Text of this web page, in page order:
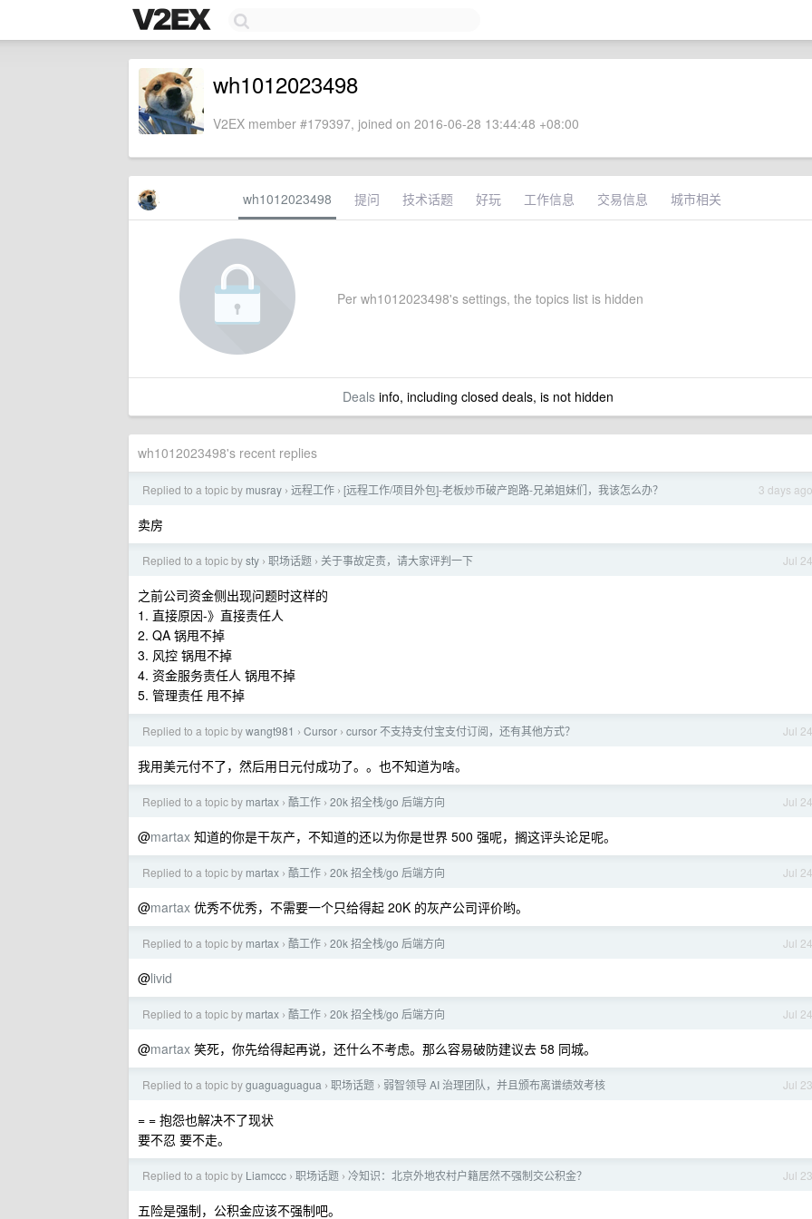
wh1012023498
V2EX member #179397, joined on 2016-06-28 13:44:48 +08:00
wh1012023498 提问 技术话题 好玩 工作信息 交易信息 城市相关
Per wh1012023498's settings, the topics list is hidden
Dealsinfo, including closed deals, is not hidden
wh1012023498's recent replies
3 days ago
Replied to a topic by musray › 远程工作 › [远程工作/项目外包]-老板炒币破产跑路-兄弟姐妹们，我该怎么办？
卖房
Jul 24
Replied to a topic bysty › 职场话题 › 关于事故定责，请大家评判一下
之前公司资金侧出现问题时这样的
1. 直接原因-》直接责任人
2. QA 锅甩不掉
3. 风控 锅甩不掉
4. 资金服务责任人 锅甩不掉
5. 管理责任 甩不掉
Jul 24
Replied to a topic bywangt981 › Cursor › cursor 不支持支付宝支付订阅，还有其他方式？
我用美元付不了，然后用日元付成功了。。也不知道为啥。
Jul 24
Replied to a topic by martax › 酷工作 › 20k 招全栈/go 后端方向
@martax 知道的你是干灰产，不知道的还以为你是世界 500 强呢，搁这评头论足呢。
Jul 24
Replied to a topic by martax › 酷工作 › 20k 招全栈/go 后端方向
@martax 优秀不优秀，不需要一个只给得起 20K 的灰产公司评价哟。
Jul 24
Replied to a topic by martax › 酷工作 › 20k 招全栈/go 后端方向
@livid
Jul 24
Replied to a topic by martax › 酷工作 › 20k 招全栈/go 后端方向
@martax 笑死，你先给得起再说，还什么不考虑。那么容易破防建议去 58 同城。
Jul 23
Replied to a topic byguaguaguagua › 职场话题 › 弱智领导 AI 治理团队，并且颁布离谱绩效考核
= = 抱怨也解决不了现状
要不忍 要不走。
Jul 23
Replied to a topic by Liamccc › 职场话题 › 冷知识：北京外地农村户籍居然不强制交公积金？
五险是强制，公积金应该不强制吧。